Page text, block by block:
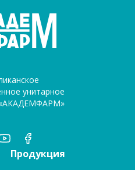
унитарное
«АКАДЕМФАРМ»
Продукция